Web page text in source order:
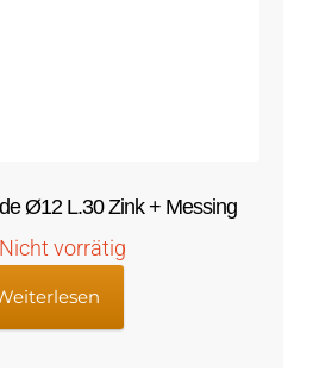
Ø12 L.30 Zink + Messing
Nicht vorrätig